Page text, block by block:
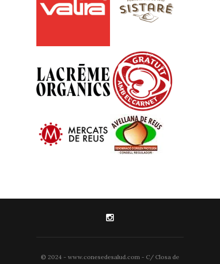
© 2024 - www.conesedesalud.com - C/ Closa de